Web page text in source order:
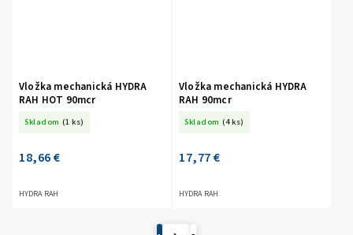
Vložka mechanická HYDRA
RAH HOT 90mcr
Skladom (1 ks)
18,66 €
HYDRA RAH
Vložka mechanická HYDRA
RAH 90mcr
Skladom (4 ks)
17,77 €
HYDRA RAH